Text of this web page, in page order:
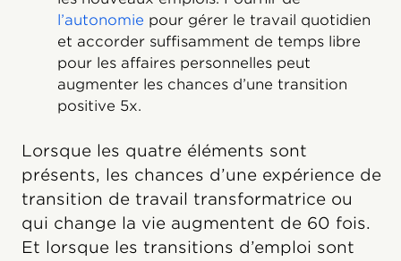
l’autonomie pour gérer le travail quotidien
et accorder suffisamment de temps libre
pour les affaires personnelles peut
augmenter les chances d’une transition
positive 5x.
Lorsque les quatre éléments sont
présents, les chances d’une expérience de
transition de travail transformatrice ou
qui change la vie augmentent de 60 fois.
Et lorsque les transitions d’emploi sont